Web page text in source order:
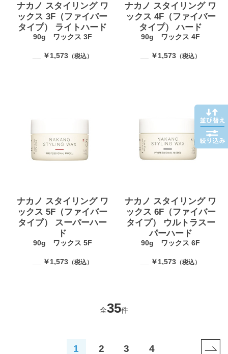
ナカノ スタイリング ワ
ックス 3F（ファイバー
タイプ） ライトハード
90g ワックス 3F
__ ￥1,573（税込）
ナカノ スタイリング ワ
ックス 4F（ファイバー
タイプ） ハード
90g ワックス 4F
__ ￥1,573 （税込）
ナカノ スタイリング ワ
ックス 5F（ファイバー
タイプ） スーパーハー
ド
90g ワックス 5F
__ ￥1,573（税込）
ナカノ スタイリング ワ
ックス 6F（ファイバー
タイプ） ウルトラスー
パーハード
90g ワックス 6F
__ ￥1,573 （税込）
全35件
1 2 3 4